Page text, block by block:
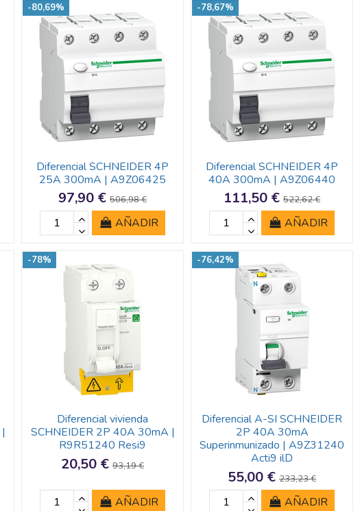
-80,69%
Diferencial SCHNEIDER 4P
25A 300mA | A9Z06425
97,90 € 506,98 €
AÑADIR
-78,67%
Diferencial SCHNEIDER 4P
40A 300mA | A9Z06440
111,50 € 522,62 €
AÑADIR
-78%
Diferencial vivienda
SCHNEIDER 2P 40A 30mA |
R9R51240 Resi9
20,50 € 93,19 €
AÑADIR
-76,42%
Diferencial A-SI SCHNEIDER
2P 40A 30mA
Superinmunizado | A9Z31240
Acti9 ilD
55,00 € 233,23 €
AÑADIR